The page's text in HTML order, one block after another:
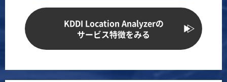
KDDI Location Analyzerの
サービス特徴をみる